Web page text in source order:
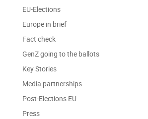
EU-Elections
Europe in brief
Fact check
GenZ going to the ballots
Key Stories
Media partnerships
Post-Elections EU
Press